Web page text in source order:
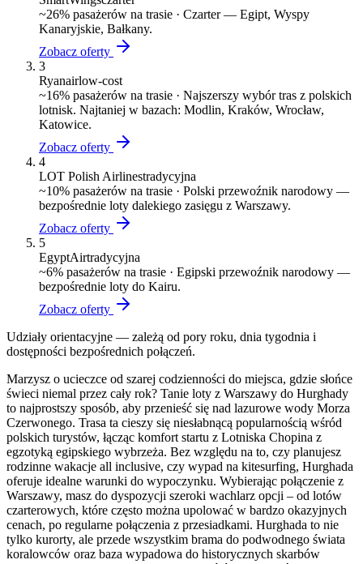
~26% pasażerów na trasie · Czarter — Egipt, Wyspy
Kanaryjskie, Bałkany.
Zobacz oferty
3
Ryanairlow-cost
~16% pasażerów na trasie · Najszerszy wybór tras z polskich
lotnisk. Najtaniej w bazach: Modlin, Kraków, Wrocław,
Katowice.
Zobacz oferty
4
LOT Polish Airlinestradycyjna
~10% pasażerów na trasie · Polski przewoźnik narodowy —
bezpośrednie loty dalekiego zasięgu z Warszawy.
Zobacz oferty
5
EgyptAirtradycyjna
~6% pasażerów na trasie · Egipski przewoźnik narodowy —
bezpośrednie loty do Kairu.
Zobacz oferty
Udziały orientacyjne — zależą od pory roku, dnia tygodnia i
dostępności bezpośrednich połączeń.
Marzysz o ucieczce od szarej codzienności do miejsca, gdzie słońce
świeci niemal przez cały rok? Tanie loty z Warszawy do Hurghady
to najprostszy sposób, aby przenieść się nad lazurowe wody Morza
Czerwonego. Trasa ta cieszy się niesłabnącą popularnością wśród
polskich turystów, łącząc komfort startu z Lotniska Chopina z
egzotyką egipskiego wybrzeża. Bez względu na to, czy planujesz
rodzinne wakacje all inclusive, czy wypad na kitesurfing, Hurghada
oferuje idealne warunki do wypoczynku. Wybierając połączenie z
Warszawy, masz do dyspozycji szeroki wachlarz opcji – od lotów
czarterowych, które często można upolować w bardzo okazyjnych
cenach, po regularne połączenia z przesiadkami. Hurghada to nie
tylko kurorty, ale przede wszystkim brama do podwodnego świata
koralowców oraz baza wypadowa do historycznych skarbów